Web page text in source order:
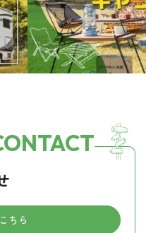
ちら